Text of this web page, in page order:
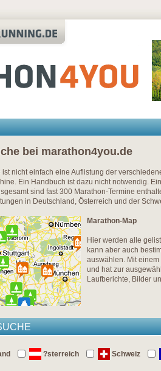
bei marathon4you.de
ist nicht einfach eine Auflistung der
Ein Handbuch ist dazu nicht notwendig.
sind fast 300 Marathon-Termine
in Deutschland, Österreich und der
Marathon-Map
Hier werden alle
kann aber auch
auswählen. Mit
und hat zur
Laufberichte, Bilder
?sterreich Schweiz